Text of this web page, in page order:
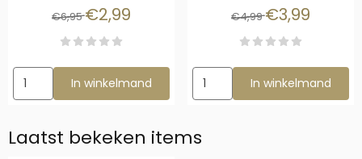
Van 6,95 voor 2,99
€6,95€2,99
Aantal kiezen voor Kerstman decoratie 15 cm
In winkelmand
Van 4,99 voor
€4,99€3,99
Aantal kiezen voor Groente
In winkelmand
Laatst bekeken items